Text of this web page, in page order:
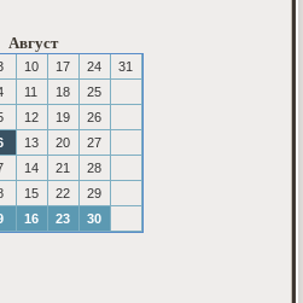
Август
10 17 24
31
11 18
25
12 19
26
13 20
27
14 21
28
15 22
29
16 23 30